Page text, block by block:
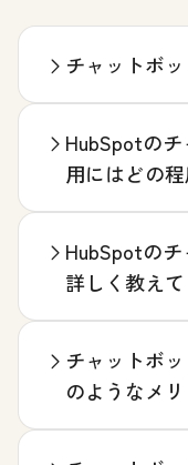
チャットボ
HubSpotの
用にはどの
HubSpotの
詳しく教えて
チャットボ
のようなメ